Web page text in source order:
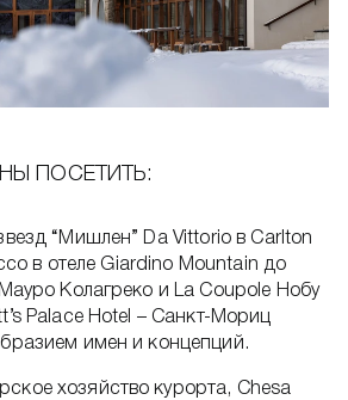
ПОСЕТИТЬ:
“Мишлен” Da Vittorio в Carlton
в отеле Giardino Mountain до
Колагреко и La Coupole Нобу
Palace Hotel – Санкт-Мориц
имен и концепций.
хозяйство курорта, Chesa